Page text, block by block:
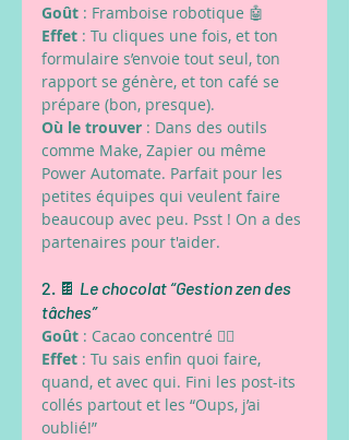
Goût : Framboise robotique 🤖
Effet : Tu cliques une fois, et ton
formulaire s’envoie tout seul, ton
rapport se génère, et ton café se
prépare (bon, presque).
Où le trouver : Dans des outils
comme Make, Zapier ou même
Power Automate. Parfait pour les
petites équipes qui veulent faire
beaucoup avec peu. Psst ! On a des
partenaires pour t'aider.
2. 🍫 Le chocolat “Gestion zen des
tâches”
Goût : Cacao concentré 🧘‍♀️
Effet : Tu sais enfin quoi faire,
quand, et avec qui. Fini les post-its
collés partout et les “Oups, j’ai
oublié!”